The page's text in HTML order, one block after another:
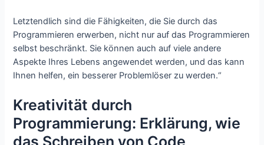
Letztendlich sind die Fähigkeiten, die Sie durch das
Programmieren erwerben, nicht nur auf das Programmieren
selbst beschränkt. Sie können auch auf viele andere
Aspekte Ihres Lebens angewendet werden, und das kann
Ihnen helfen, ein besserer Problemlöser zu werden.“
Kreativität durch
Programmierung: Erklärung, wie
das Schreiben von Code